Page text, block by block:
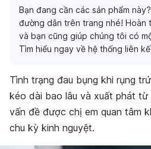
Bạn đang cần các sản phẩm
đường dẫn trên trang nhé! Hoàn
và bạn cũng giúp chúng tôi có
Tìm hiểu ngay về hệ thống liên
Tình trạng đau bụng khi rụng
kéo dài bao lâu và xuất phát từ
vấn đề được chị em quan tâm
chu kỳ kinh nguyệt.